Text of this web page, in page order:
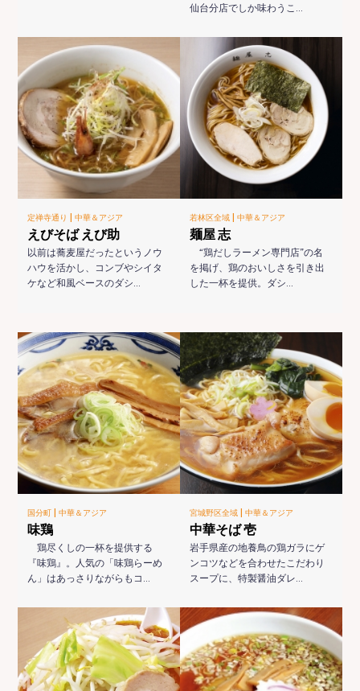
仙台分店でしか味わうこ…
定禅寺通り |中華＆アジア
えびそば えび助
以前は蕎麦屋だったというノウ
ハウを活かし、コンブやシイタ
ケなど和風ベースのダシ…
若林区全域 | 中華＆アジア
麺屋 志
“鶏だしラーメン専門店”の名
を掲げ、鶏のおいしさを引き出
した一杯を提供。ダシ…
国分町 |中華＆アジア
味鶏
鶏尽くしの一杯を提供する
『味鶏』。人気の「味鶏らーめ
ん」はあっさりながらもコ…
宮城野区全域 | 中華＆アジア
中華そば 壱
岩手県産の地養鳥の鶏ガラにゲ
ンコツなどを合わせたこだわり
スープに、特製醤油ダレ…